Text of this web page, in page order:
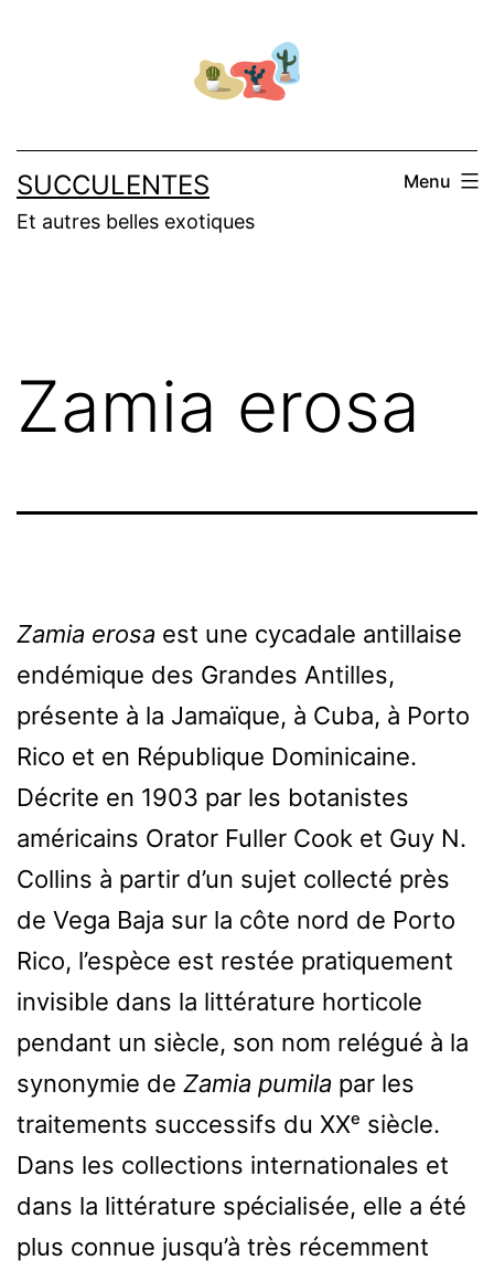
SUCCULENTES
Et autres belles exotiques
Menu
Zamia erosa
Zamia erosa est une cycadale antillaise
endémique des Grandes Antilles,
présente à la Jamaïque, à Cuba, à Porto
Rico et en République Dominicaine.
Décrite en 1903 par les botanistes
américains Orator Fuller Cook et Guy N.
Collins à partir d’un sujet collecté près
de Vega Baja sur la côte nord de Porto
Rico, l’espèce est restée pratiquement
invisible dans la littérature horticole
pendant un siècle, son nom relégué à la
synonymie de Zamia pumila par les
traitements successifs du XXᵉ siècle.
Dans les collections internationales et
dans la littérature spécialisée, elle a été
plus connue jusqu’à très récemment